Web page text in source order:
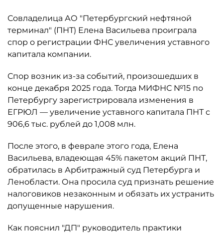
Совладелица АО "Петербургский нефтяной
терминал" (ПНТ) Елена Васильева проиграла
спор о регистрации ФНС увеличения уставного
капитала компании.
Спор возник из-за событий, произошедших в
конце декабря 2025 года. Тогда МИФНС №15 по
Петербургу зарегистрировала изменения в
ЕГРЮЛ — увеличение уставного капитала ПНТ с
906,6 тыс. рублей до 1,008 млн.
После этого, в феврале этого года, Елена
Васильева, владеющая 45% пакетом акций ПНТ,
обратилась в Арбитражный суд Петербурга и
Ленобласти. Она просила суд признать решение
налоговиков незаконным и обязать их устранить
допущенные нарушения.
Как пояснил "ДП" руководитель практики